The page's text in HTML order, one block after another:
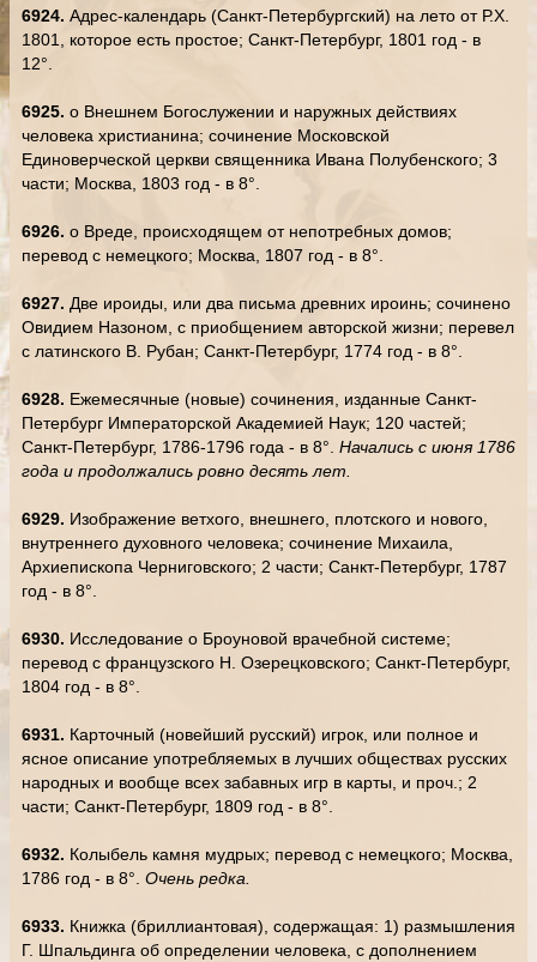
6924. Адрес-календарь (Санкт-Петербургский) на лето от Р.Х.
1801, которое есть простое; Санкт-Петербург, 1801 год - в
12°.
6925. о Внешнем Богослужении и наружных действиях
человека христианина; сочинение Московской
Единоверческой церкви священника Ивана Полубенского; 3
части; Москва, 1803 год - в 8°.
6926. о Вреде, происходящем от непотребных домов;
перевод с немецкого; Москва, 1807 год - в 8°.
6927. Две ироиды, или два письма древних ироинь; сочинено
Овидием Назоном, с приобщением авторской жизни; перевел
с латинского В. Рубан; Санкт-Петербург, 1774 год - в 8°.
6928. Ежемесячные (новые) сочинения, изданные Санкт-
Петербург Императорской Академией Наук; 120 частей;
Санкт-Петербург, 1786-1796 года - в 8°. Начались с июня 1786
года и продолжались ровно десять лет.
6929. Изображение ветхого, внешнего, плотского и нового,
внутреннего духовного человека; сочинение Михаила,
Архиепископа Черниговского; 2 части; Санкт-Петербург, 1787
год - в 8°.
6930. Исследование о Броуновой врачебной системе;
перевод с французского Н. Озерецковского; Санкт-Петербург,
1804 год - в 8°.
6931. Карточный (новейший русский) игрок, или полное и
ясное описание употребляемых в лучших обществах русских
народных и вообще всех забавных игр в карты, и проч.; 2
части; Санкт-Петербург, 1809 год - в 8°.
6932. Колыбель камня мудрых; перевод с немецкого; Москва,
1786 год - в 8°. Очень редка.
6933. Книжка (бриллиантовая), содержащая: 1) размышления
Г. Шпальдинга об определении человека, с дополнением